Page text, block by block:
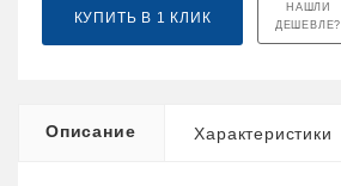
КУПИТЬ В 1 КЛИК
НАШЛИ
ДЕШЕВЛЕ?
Описание Характеристики